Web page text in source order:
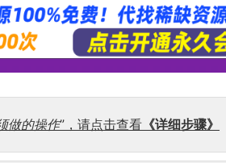
做的操作”，请点击查看 《详细步骤》